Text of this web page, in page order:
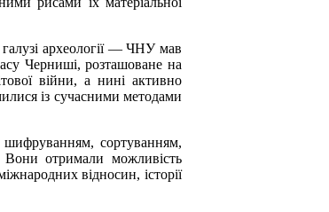
археології — ЧНУ мав
Черниші, розташоване на
війни, а нині активно
із сучасними методами
шифруванням, сортуванням,
отримали можливість
відносин, історії